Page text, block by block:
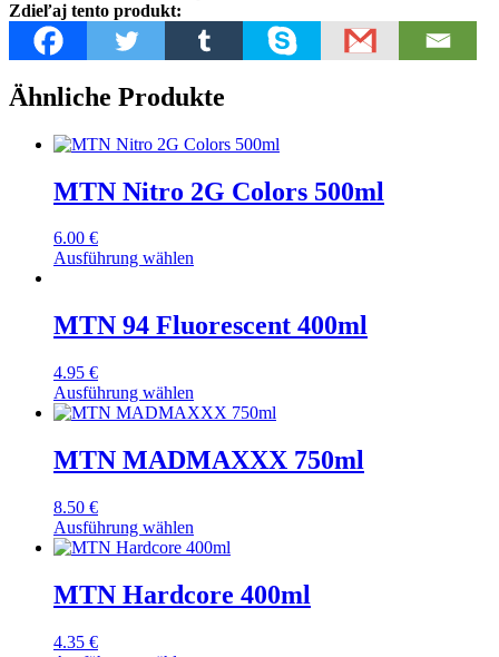
Zdieľaj tento produkt:
Ähnliche Produkte
MTN Nitro 2G Colors 500ml
6.00 €
Ausführung wählen
MTN 94 Fluorescent 400ml
4.95 €
Ausführung wählen
MTN MADMAXXX 750ml
8.50 €
Ausführung wählen
MTN Hardcore 400ml
4.35 €